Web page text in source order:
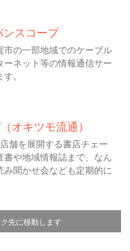
ンスコープ
市の一部地域でのケーブル
ーネット等の情報通信サー
。
オキツモ流通）
舗を展開する書店チェー
書や地域情報誌まで、なん
聞かせ会なども定期的に
先に移動します